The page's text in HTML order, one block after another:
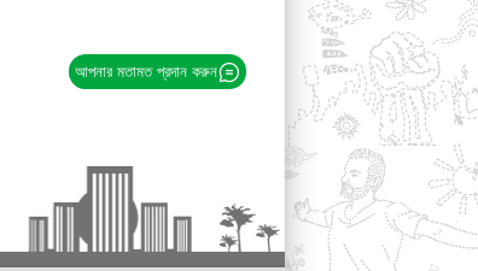
আপনার মতামত প্রদান করুন